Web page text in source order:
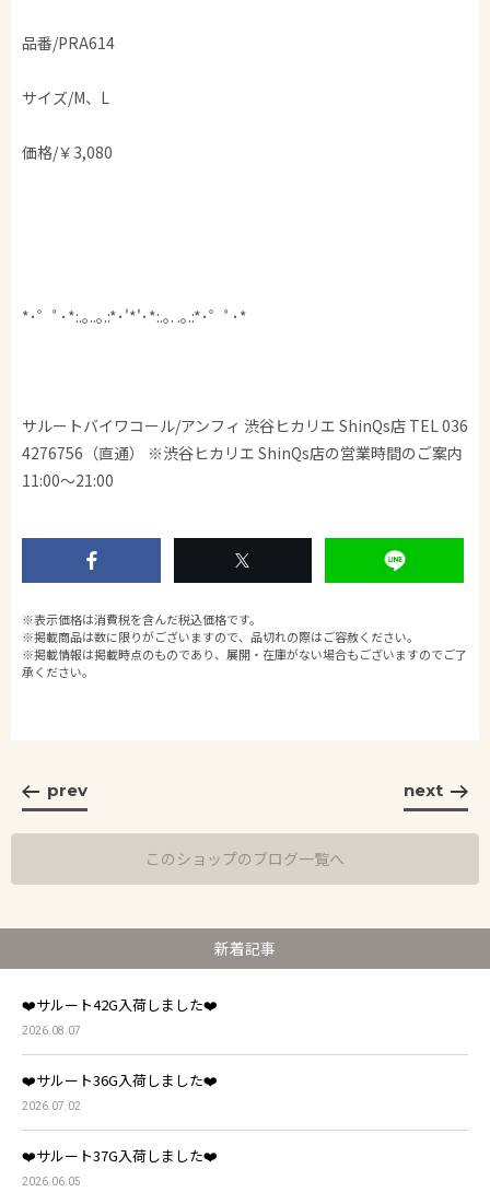
品番/PRA614
サイズ/M、L
価格/￥3,080
*･゜ﾟ･*:.｡..｡.:*･'*'･*:.｡. .｡.:*･゜ﾟ･*
サルートバイワコール/アンフィ 渋谷ヒカリエ ShinQs店 TEL 036
4276756（直通） ※渋谷ヒカリエ ShinQs店の営業時間のご案内
11:00〜21:00
※表示価格は消費税を含んだ税込価格です。
※掲載商品は数に限りがございますので、品切れの際はご容赦ください。
※掲載情報は掲載時点のものであり、展開・在庫がない場合もございますのでご了
承ください。
prev next
このショップのブログ一覧へ
新着記事
❤️サルート42G入荷しました❤️
2026.08.07
❤️サルート36G入荷しました❤️
2026.07.02
❤️サルート37G入荷しました❤️
2026.06.05